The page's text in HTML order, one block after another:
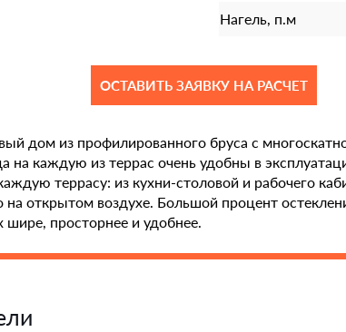
Нагель, п.м
ОСТАВИТЬ ЗАЯВКУ НА РАСЧЕТ
дом из профилированного бруса с
на каждую из террас очень удобны в
террасу: из кухни-столовой и рабочего
на открытом воздухе. Большой процент
шире, просторнее и удобнее.